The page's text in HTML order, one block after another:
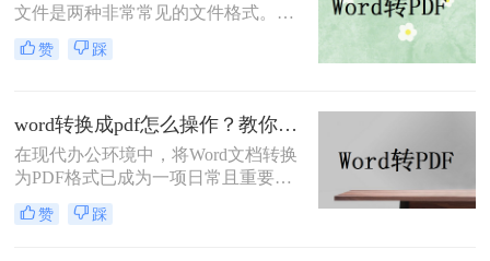
文件是两种非常常见的文件格式。
Word文档因其编辑灵活而广受欢迎，
而PDF文件则因为其跨平台的兼容性
见需求。那么Word怎么转换pdf呢？
本文将介绍三种常用的Word转PDF的
方法。
赞 踩
word转换成pdf怎么操作？教你五种转换方法！
在现代办公环境中，将Word文档转换
为PDF格式已成为一项日常且重要的
操作。PDF格式不仅具有高度的兼容
性和稳定性，能够确保文档在不同设
赞 踩